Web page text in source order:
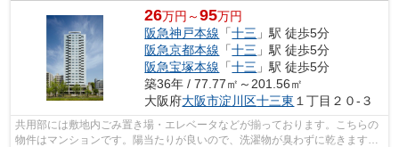
26万円～95万円
阪急神戸本線 「十三 」駅 徒歩5分
阪急京都本線 「十三 」駅 徒歩5分
阪急宝塚本線 「十三 」駅 徒歩5分
築36年 / 77.77㎡～201.56㎡
大阪府大阪市淀川区十三東 １丁目２０-３
共用部には敷地内ごみ置き場・エレベータなどが揃っております。こちらの
物件はマンションです。陽当たりが良いので、洗濯物が臭わずに乾きます。